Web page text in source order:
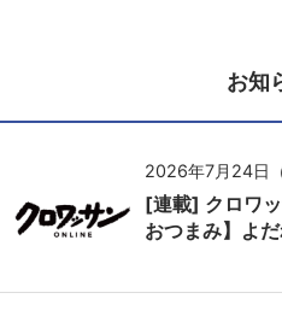
お知
2026年7月24日（
[連載] クロワ
おつまみ】よ